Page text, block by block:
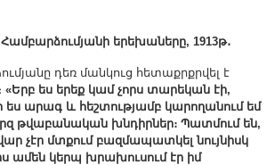
երեխաները, 1913թ․
դեռ մանկուց հետաքրքրվել է
«Երբ ես երեք կամ չորս տարեկան էի,
ես արագ և հեշտությամբ կարողանում եմ
թվաբանական խնդիրներ։ Պատմում են,
չէր մտքում բազմապատկել նույնիսկ
ամեն կերպ խրախուսում էր իմ